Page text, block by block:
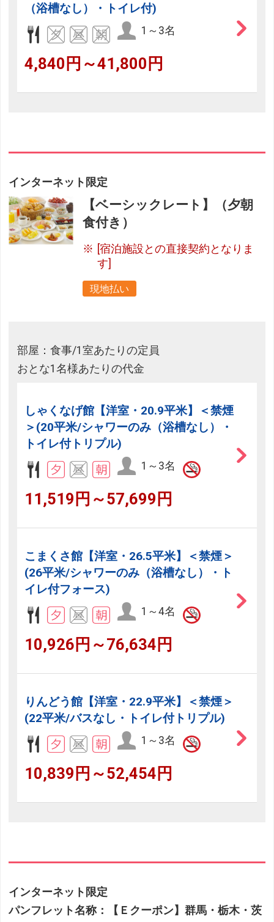
（浴槽なし）・トイレ付)
1～3名
4,840円～41,800円
インターネット限定
【ベーシックレート】（夕朝
食付き）
[宿泊施設との直接契約となりま
す]
現地払い
部屋：食事/1室あたりの定員
おとな1名様あたりの代金
しゃくなげ館【洋室・20.9平米】＜禁煙
＞(20平米/シャワーのみ（浴槽なし）・
トイレ付トリプル)
1～3名
11,519円～57,699円
こまくさ館【洋室・26.5平米】＜禁煙＞
(26平米/シャワーのみ（浴槽なし）・ト
イレ付フォース)
1～4名
10,926円～76,634円
りんどう館【洋室・22.9平米】＜禁煙＞
(22平米/バスなし・トイレ付トリプル)
1～3名
10,839円～52,454円
インターネット限定
パンフレット名称：【Ｅクーポン】群馬・栃木・茨